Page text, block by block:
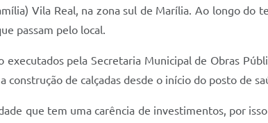
Vila Real, na zona sul de Marília. Ao longo
passam pelo local.
executados pela Secretaria Municipal de Obras
construção de calçadas desde o início do posto de
que tem uma carência de investimentos, por